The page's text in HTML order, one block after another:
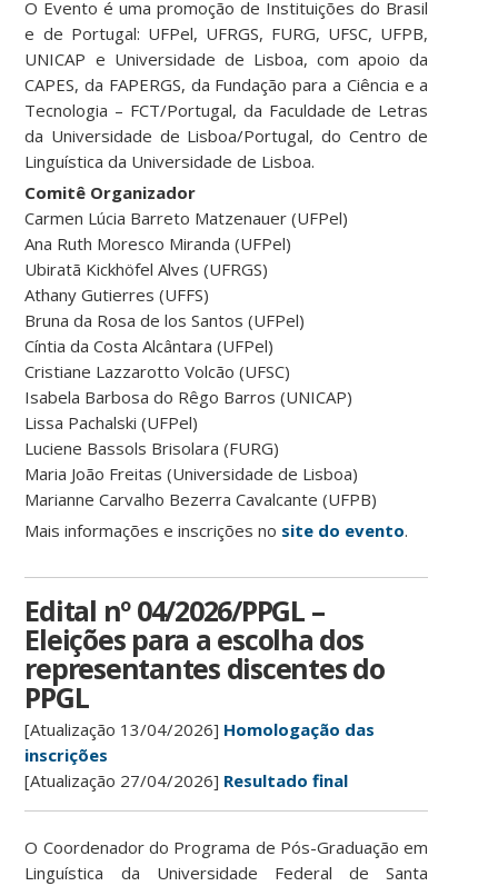
O Evento é uma promoção de Instituições do Brasil
e de Portugal: UFPel, UFRGS, FURG, UFSC, UFPB,
UNICAP e Universidade de Lisboa, com apoio da
CAPES, da FAPERGS, da Fundação para a Ciência e a
Tecnologia – FCT/Portugal, da Faculdade de Letras
da Universidade de Lisboa/Portugal, do Centro de
Linguística da Universidade de Lisboa.
Comitê Organizador
Carmen Lúcia Barreto Matzenauer (UFPel)
Ana Ruth Moresco Miranda (UFPel)
Ubiratã Kickhöfel Alves (UFRGS)
Athany Gutierres (UFFS)
Bruna da Rosa de los Santos (UFPel)
Cíntia da Costa Alcântara (UFPel)
Cristiane Lazzarotto Volcão (UFSC)
Isabela Barbosa do Rêgo Barros (UNICAP)
Lissa Pachalski (UFPel)
Luciene Bassols Brisolara (FURG)
Maria João Freitas (Universidade de Lisboa)
Marianne Carvalho Bezerra Cavalcante (UFPB)
Mais informações e inscrições no site do evento.
Edital nº 04/2026/PPGL –
Eleições para a escolha dos
representantes discentes do
PPGL
[Atualização 13/04/2026] Homologação das
inscrições
[Atualização 27/04/2026] Resultado final
O Coordenador do Programa de Pós-Graduação em
Linguística da Universidade Federal de Santa